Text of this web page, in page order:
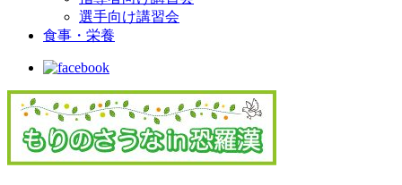
選手向け講習会
食事・栄養